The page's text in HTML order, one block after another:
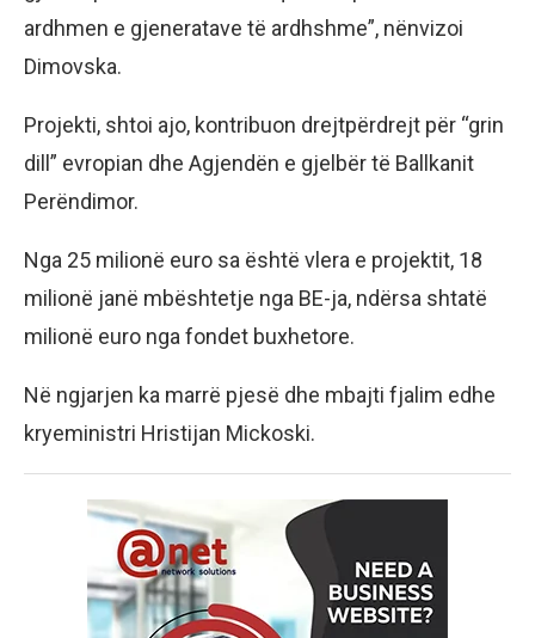
ardhmen e gjeneratave të ardhshme”, nënvizoi
Dimovska.
Projekti, shtoi ajo, kontribuon drejtpërdrejt për “grin
dill” evropian dhe Agjendën e gjelbër të Ballkanit
Perëndimor.
Nga 25 milionë euro sa është vlera e projektit, 18
milionë janë mbështetje nga BE-ja, ndërsa shtatë
milionë euro nga fondet buxhetore.
Në ngjarjen ka marrë pjesë dhe mbajti fjalim edhe
kryeministri Hristijan Mickoski.